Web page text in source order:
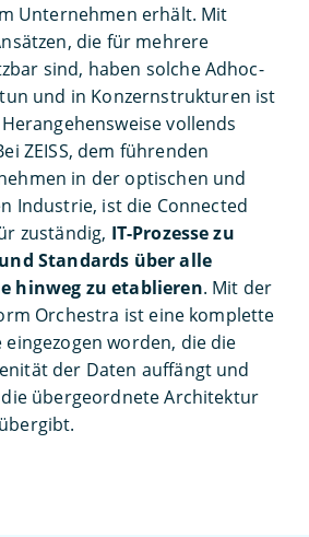
Unternehmen erhält. Mit
die für mehrere
sind, haben solche Adhoc-
und in Konzernstrukturen ist
vollends
ZEISS, dem führenden
in der optischen und
Industrie, ist die Connected
zuständig, IT-Prozesse zu
Standards über alle
hinweg zu etablieren. Mit der
Orchestra ist eine komplette
worden, die die
der Daten auffängt und
übergeordnete Architektur